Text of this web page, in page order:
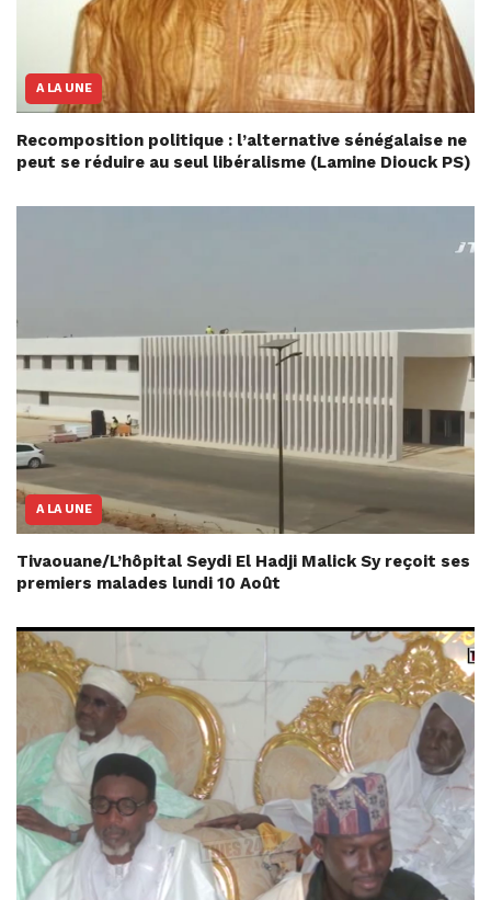
A LA UNE
Recomposition politique : l’alternative sénégalaise ne
peut se réduire au seul libéralisme (Lamine Diouck PS)
A LA UNE
Tivaouane/L’hôpital Seydi El Hadji Malick Sy reçoit ses
premiers malades lundi 10 Août